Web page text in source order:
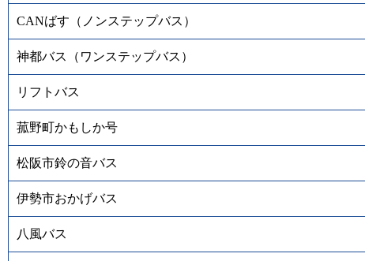
CANばす（ノンステップバス）
神都バス（ワンステップバス）
リフトバス
菰野町かもしか号
松阪市鈴の音バス
伊勢市おかげバス
八風バス